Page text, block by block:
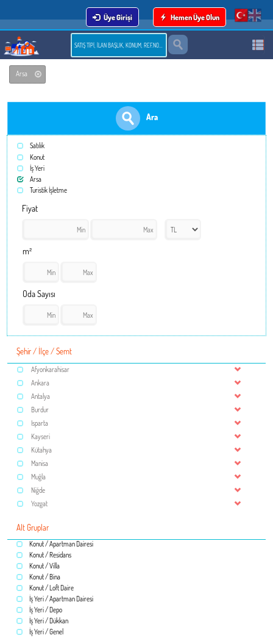
Hemen Üye Olun
Üye Girişi
Arsa
Ara
Satılık
Konut
İş Yeri
Arsa
Turistik İşletme
Fiyat
m²
Oda Sayısı
Şehir / İlçe / Semt
Afyonkarahisar
Ankara
Antalya
Burdur
Isparta
Kayseri
Kütahya
Manisa
Muğla
Niğde
Yozgat
Alt Gruplar
Konut / Apartman Dairesi
Konut / Residans
Konut / Villa
Konut / Bina
Konut / Loft Daire
İş Yeri / Apartman Dairesi
İş Yeri / Depo
İş Yeri / Dükkan
İş Yeri / Genel